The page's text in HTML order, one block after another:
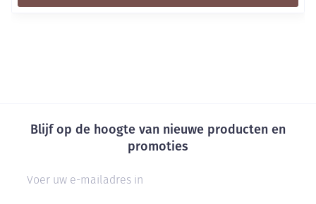
Blijf op de hoogte van nieuwe producten en
promoties